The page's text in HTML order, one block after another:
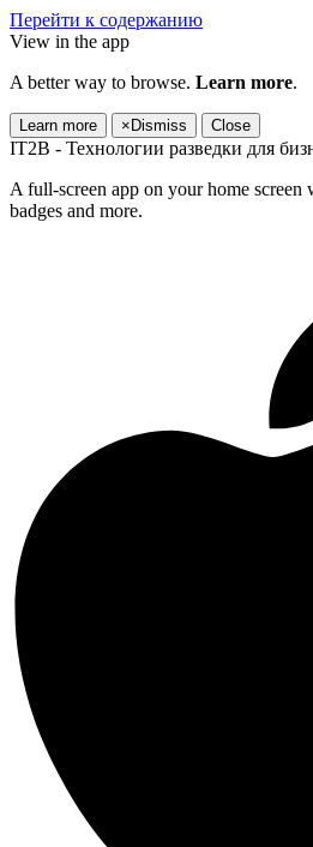
Перейти к содержанию
View in the app
A better way to browse. Learn more.
Learn more × Dismiss Close
IT2B - Технологии разведки для
A full-screen app on your home screen
badges and more.